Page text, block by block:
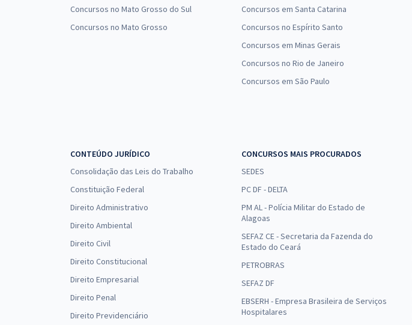
Concursos no Mato Grosso do Sul
Concursos no Mato Grosso
Concursos em Santa Catarina
Concursos no Espírito Santo
Concursos em Minas Gerais
Concursos no Rio de Janeiro
Concursos em São Paulo
CONTEÚDO JURÍDICO
Consolidação das Leis do Trabalho
Constituição Federal
Direito Administrativo
Direito Ambiental
Direito Civil
Direito Constitucional
Direito Empresarial
Direito Penal
Direito Previdenciário
CONCURSOS MAIS PROCURADOS
SEDES
PC DF - DELTA
PM AL - Polícia Militar do Estado de
Alagoas
SEFAZ CE - Secretaria da Fazenda do
Estado do Ceará
PETROBRAS
SEFAZ DF
EBSERH - Empresa Brasileira de Serviços
Hospitalares